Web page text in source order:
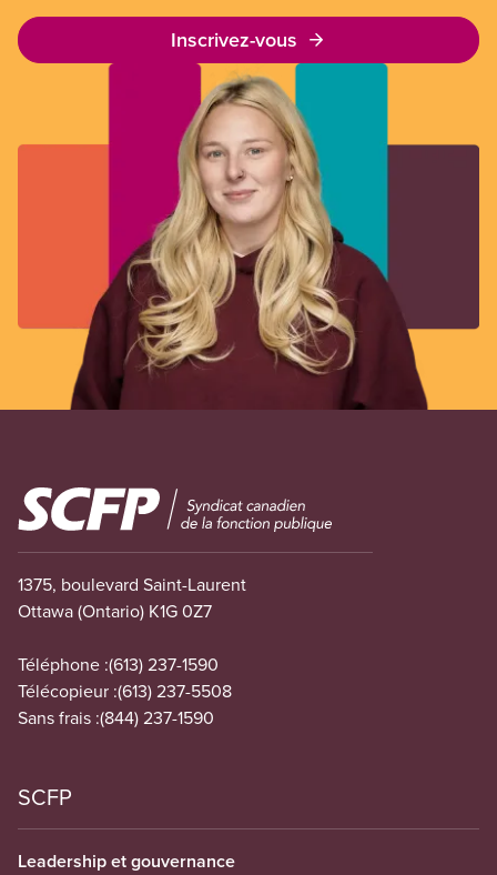
Inscrivez-vous
Image
1375, boulevard Saint-Laurent
Ottawa (Ontario) K1G 0Z7
Téléphone :(613) 237-1590
Télécopieur :(613) 237-5508
Sans frais :(844) 237-1590
SCFP
Leadership et gouvernance